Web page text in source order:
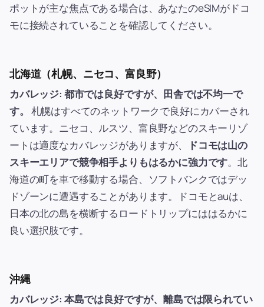
ポットが主な焦点である場合は、あなたのeSIMがドコ
モに接続されていることを確認してください。
北海道（札幌、ニセコ、富良野）
カバレッジ: 都市では良好ですが、田舎では不均一で
す。
札幌はすべてのネットワークで良好にカバーされ
ています。ニセコ、ルスツ、富良野などのスキーリゾ
ートは適度なカバレッジがありますが、
ドコモは山の
スキーエリアで競争相手よりもはるかに強力です。北
海道の町を車で移動する場合、ソフトバンクではデッ
ドゾーンに遭遇することがあります。ドコモとauは、
日本の北の島を横断するロードトリップにははるかに
良い選択肢です。
沖縄
カバレッジ: 本島では良好ですが、離島では限られてい